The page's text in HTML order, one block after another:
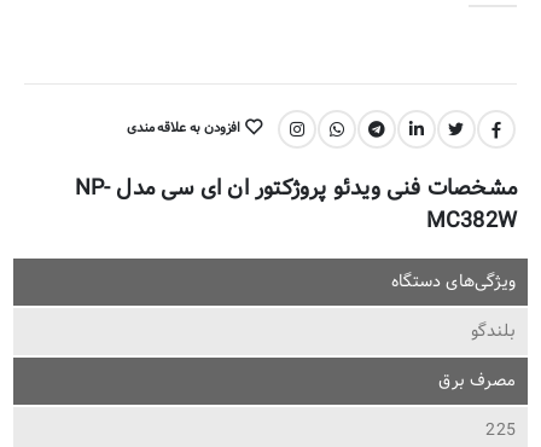
اشتراک گذاری: افزودن به علاقه مندی
مشخصات فنی ویدئو پروژکتور ان ای سی مدل NP-
MC382W
ویژگی‌های دستگاه
بلندگو
مصرف برق
225